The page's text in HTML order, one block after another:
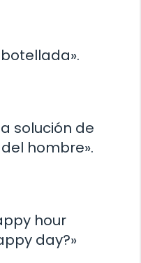
solución de
hombre».
hour
day?»